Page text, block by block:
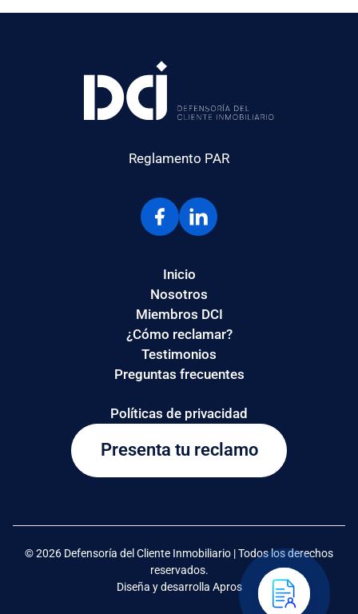
Reglamento PAR
Presenta tu reclamo
Inicio
Nosotros
Miembros DCI
¿Cómo reclamar?
Testimonios
Preguntas frecuentes
Políticas de privacidad
© 2026 Defensoría del Cliente Inmobiliario | Todos los derechos
reservados.
Diseña y desarrolla Apros